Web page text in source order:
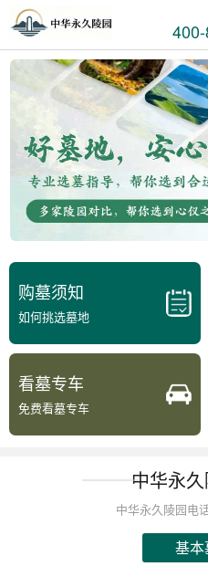
购墓须知
如何挑选墓地
看墓专车
免费看墓专车
中华永
中华永久陵园电
基本